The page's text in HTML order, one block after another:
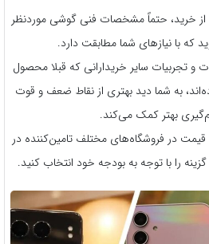
از خرید، حتماً مشخصات فنی گوشی موردنظر
که با نیازهای شما مطابقت دارد.
و تجربیات سایر خریدارانی که قبلا محصول
به شما دید بهتری از نقاط ضعف و قوت
بهتر کمک می‌کند.
قیمت در فروشگاه‌های مختلف تامین‌کننده در
را با توجه به بودجه خود انتخاب کنید.